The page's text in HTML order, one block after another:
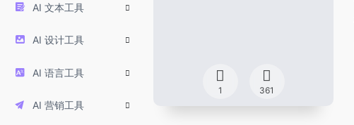
AI 文本工具
AI 设计工具
AI 语言工具
AI 营销工具
1 361